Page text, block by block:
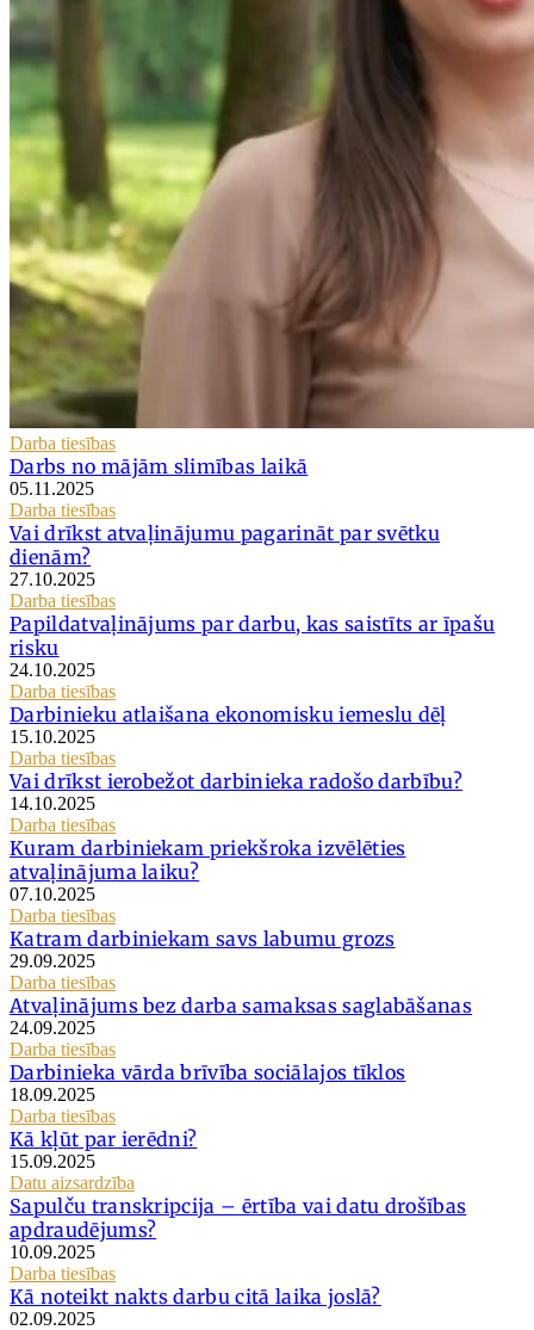
Darba tiesības
Darbs no mājām slimības laikā
05.11.2025
Darba tiesības
Vai drīkst atvaļinājumu pagarināt par svētku
dienām?
27.10.2025
Darba tiesības
Papildatvaļinājums par darbu, kas saistīts ar īpašu
risku
24.10.2025
Darba tiesības
Darbinieku atlaišana ekonomisku iemeslu dēļ
15.10.2025
Darba tiesības
Vai drīkst ierobežot darbinieka radošo darbību?
14.10.2025
Darba tiesības
Kuram darbiniekam priekšroka izvēlēties
atvaļinājuma laiku?
07.10.2025
Darba tiesības
Katram darbiniekam savs labumu grozs
29.09.2025
Darba tiesības
Atvaļinājums bez darba samaksas saglabāšanas
24.09.2025
Darba tiesības
Darbinieka vārda brīvība sociālajos tīklos
18.09.2025
Darba tiesības
Kā kļūt par ierēdni?
15.09.2025
Datu aizsardzība
Sapulču transkripcija – ērtība vai datu drošības
apdraudējums?
10.09.2025
Darba tiesības
Kā noteikt nakts darbu citā laika joslā?
02.09.2025